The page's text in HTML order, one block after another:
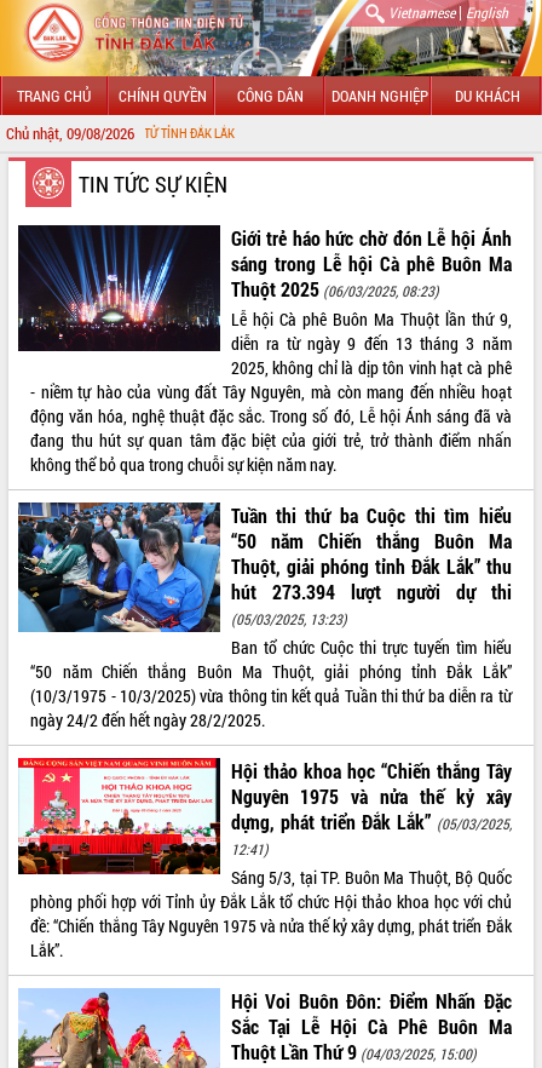
Vietnamese| English
TRANG CHỦ CHÍNH QUYỀN CÔNG DÂN DOANH NGHIỆP DU KHÁCH
Chủ nhật, 09/08/2026
GIỚI THIỆU
LÃNH ĐẠO UBND TỈNH
TIN TỨC SỰ KIỆN
SỞ, BAN, NGÀNH
THÔNG TIN CHỈ ĐẠO ĐIỀU HÀNH
HỆ THỐNG VĂN BẢN
VĂN BẢN HĐND TỈNH
ĐIỂM TIN VĂN BẢN
QUY HOẠCH - KẾ HOẠCH
TIN TỨC SỰ KIỆN
Giới trẻ háo hức chờ đón Lễ hội Ánh
sáng trong Lễ hội Cà phê Buôn Ma
Thuột 2025 (06/03/2025, 08:23)
Lễ hội Cà phê Buôn Ma Thuột lần thứ 9,
diễn ra từ ngày 9 đến 13 tháng 3 năm
2025, không chỉ là dịp tôn vinh hạt cà phê
- niềm tự hào của vùng đất Tây Nguyên, mà còn mang đến nhiều hoạt
động văn hóa, nghệ thuật đặc sắc. Trong số đó, Lễ hội Ánh sáng đã và
đang thu hút sự quan tâm đặc biệt của giới trẻ, trở thành điểm nhấn
không thể bỏ qua trong chuỗi sự kiện năm nay.
Tuần thi thứ ba Cuộc thi tìm hiểu
“50 năm Chiến thắng Buôn Ma
Thuột, giải phóng tỉnh Đắk Lắk” thu
hút 273.394 lượt người dự thi
(05/03/2025, 13:23)
Ban tổ chức Cuộc thi trực tuyến tìm hiểu
“50 năm Chiến thắng Buôn Ma Thuột, giải phóng tỉnh Đắk Lắk”
(10/3/1975 - 10/3/2025) vừa thông tin kết quả Tuần thi thứ ba diễn ra từ
ngày 24/2 đến hết ngày 28/2/2025.
Hội thảo khoa học “Chiến thắng Tây
Nguyên 1975 và nửa thế kỷ xây
dựng, phát triển Đắk Lắk” (05/03/2025,
12:41)
Sáng 5/3, tại TP. Buôn Ma Thuột, Bộ Quốc
phòng phối hợp với Tỉnh ủy Đắk Lắk tổ chức Hội thảo khoa học với chủ
đề: “Chiến thắng Tây Nguyên 1975 và nửa thế kỷ xây dựng, phát triển Đắk
Lắk”.
Hội Voi Buôn Đôn: Điểm Nhấn Đặc
Sắc Tại Lễ Hội Cà Phê Buôn Ma
Thuột Lần Thứ 9 (04/03/2025, 15:00)